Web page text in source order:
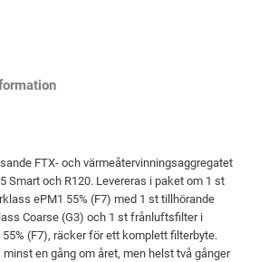
ä
r
:
7
FTX- och värmeåtervinningsaggregatet
Smart och R120. Levereras i paket om 1 st
ePM1 55% (F7) med 1 st tillhörande
Coarse (G3) och 1 st frånluftsfilter i
(F7), räcker för ett komplett filterbyte.
en gång om året, men helst två gånger